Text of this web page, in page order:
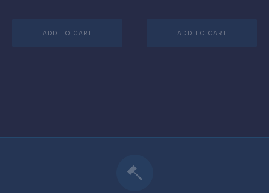
ADD TO CART ADD TO CART